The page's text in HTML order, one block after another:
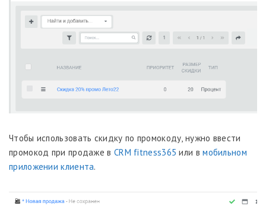
Чтобы использовать скидку по промокоду, нужно ввести
промокод при продаже в CRM fitness365 или вмобильном
приложении клиента.